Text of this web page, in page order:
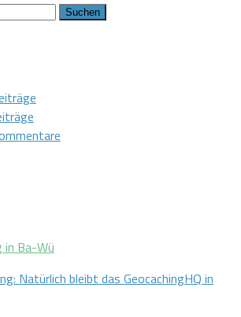
in Ba-Wü
Natürlich bleibt das GeocachingHQ in